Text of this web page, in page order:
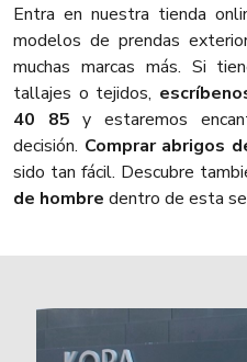
Entra en nuestra tienda
modelos de prendas
muchas marcas más. Si
tallajes o tejidos,
40 85 y estaremos
decisión. Comprar abrigos
sido tan fácil. Descubre
de hombre dentro de esta